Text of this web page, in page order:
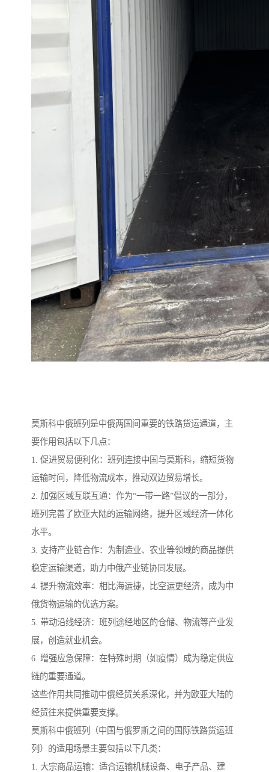
莫斯科中俄班列是中俄两国间重要的铁路货运通道，主
要作用包括以下几点：
1. 促进贸易便利化：班列连接中国与莫斯科，缩短货物
运输时间，降低物流成本，推动双边贸易增长。
2. 加强区域互联互通：作为“一带一路”倡议的一部分，
班列完善了欧亚大陆的运输网络，提升区域经济一体化
水平。
3. 支持产业链合作：为制造业、农业等领域的商品提供
稳定运输渠道，助力中俄产业链协同发展。
4. 提升物流效率：相比海运捷，比空运更经济，成为中
俄货物运输的优选方案。
5. 带动沿线经济：班列途经地区的仓储、物流等产业发
展，创造就业机会。
6. 增强应急保障：在特殊时期（如疫情）成为稳定供应
链的重要通道。
这些作用共同推动中俄经贸关系深化，并为欧亚大陆的
经贸往来提供重要支撑。
莫斯科中俄班列（中国与俄罗斯之间的国际铁路货运班
列）的适用场景主要包括以下几类：
1. 大宗商品运输：适合运输机械设备、电子产品、建